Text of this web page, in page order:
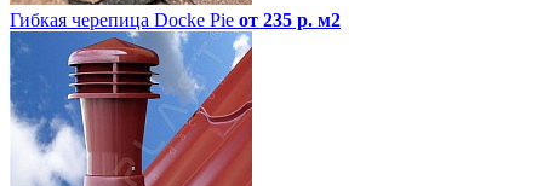
Гибкая черепица Docke Pie от 235 р. м2